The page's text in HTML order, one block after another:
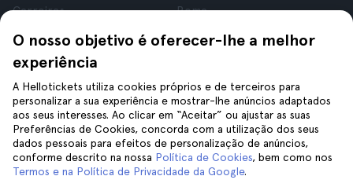
O nosso objetivo é oferecer-lhe a melhor
experiência
A Hellotickets utiliza cookies próprios e de terceiros para
personalizar a sua experiência e mostrar-lhe anúncios adaptados
aos seus interesses. Ao clicar em “Aceitar” ou ajustar as suas
Preferências de Cookies, concorda com a utilização dos seus
dados pessoais para efeitos de personalização de anúncios,
conforme descrito na nossa Política de Cookies, bem como nos
Termos e na Política de Privacidade da Google.
Carreiras
Avaliações
Privacidade
Termos e Condições
Aviso Legal
Cookies
Roma
Londres
Cracóvia
Tenerife
Ajuda
Siga-nos